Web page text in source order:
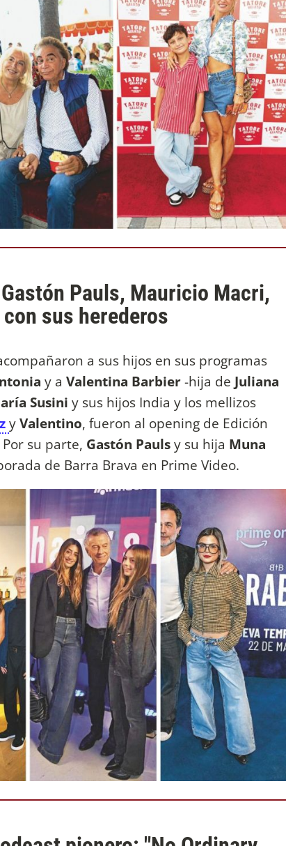
Pauls, Mauricio Macri,
sus herederos
a sus hijos en sus programas
y a Valentina Barbier-hija de Juliana
Susini y sus hijos India y los mellizos
yValentino, fueron al opening de Edición
su parte, Gastón Paulsy su hija Muna
de Barra Brava en Prime Video.